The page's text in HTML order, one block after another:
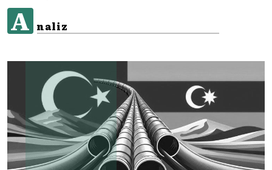
A naliz